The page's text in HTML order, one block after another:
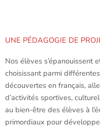
UNE PÉDAGOGIE DE
Nos élèves s’épanouissent
choisissant parmi
découvertes en français,
d’activités sportives,
au bien-être des élèves à
primordiaux pour